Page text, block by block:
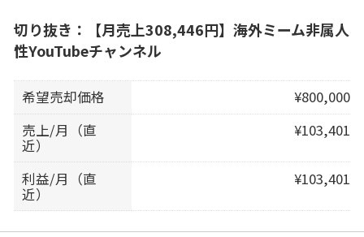
切り抜き：【月売上308,446円】海外ミーム非属人
性YouTubeチャンネル
希望売却価格
¥800,000
売上/月（直
近）
¥103,401
利益/月（直
近）
¥103,401